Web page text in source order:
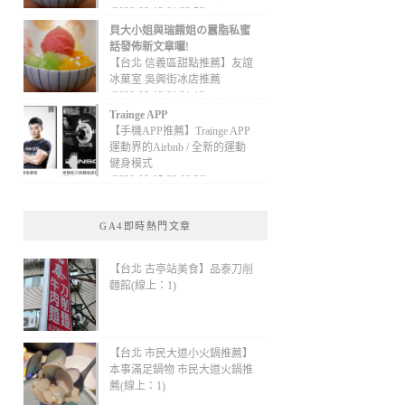
(2020-09-13 01:32:52)
貝大小姐與瑞餚姐の囂脂私蜜
話發佈新文章囉!
【台北 信義區甜點推薦】友誼
冰菓室 吳興街冰店推薦
(2020-09-13 01:31:12)
Trainge APP
【手機APP推薦】Trainge APP
運動界的Airbnb / 全新的運動
健身模式
(2020-09-05 22:08:36)
GA4即時熱門文章
【台北 古亭站美食】品泰刀削
麵館(線上：1)
【台北 市民大道小火鍋推薦】
本事滿足鍋物 市民大道火鍋推
薦(線上：1)